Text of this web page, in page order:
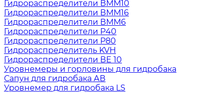
Гидрораспределители ВММ10
Гидрораспределители ВММ16
Гидрораспределители ВММ6
Гидрораспределители Р40
Гидрораспределители Р80
Гидрораспределитель KVH
Гидрораспределители ВЕ 10
Уровнемеры и горловины для гидробака
Сапун для гидробака АВ
Уровнемер для гидробака LS